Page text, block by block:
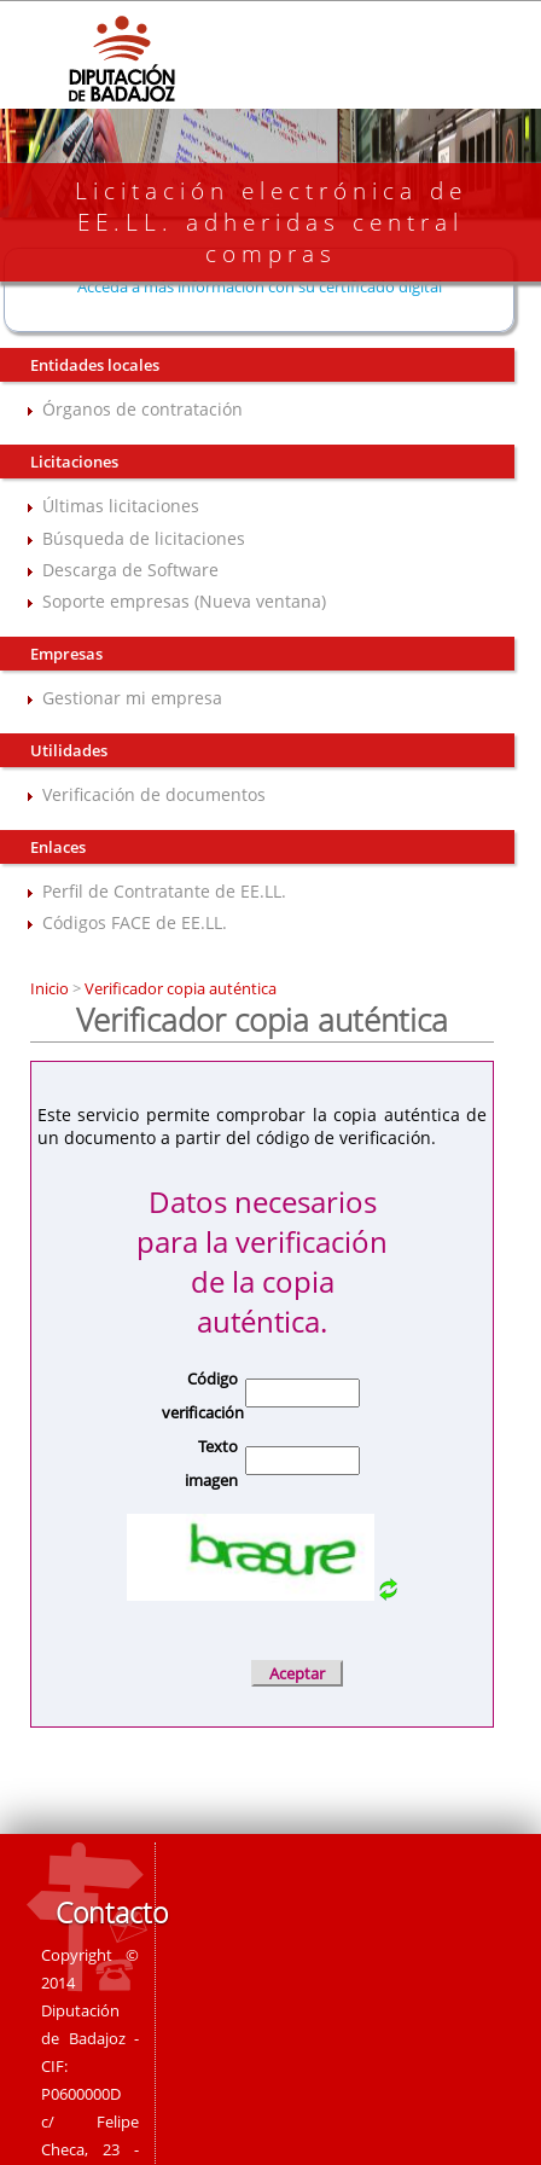
Licitación electrónica de
EE.LL. adheridas central
compras
Acceda a más información con su certificado digital
Entidades locales
Órganos de contratación
Licitaciones
Últimas licitaciones
Búsqueda de licitaciones
Descarga de Software
Soporte empresas (Nueva ventana)
Empresas
Gestionar mi empresa
Utilidades
Verificación de documentos
Enlaces
Perfil de Contratante de EE.LL.
Códigos FACE de EE.LL.
Inicio >Verificador copia auténtica
Verificador copia auténtica
Este servicio permite comprobar la copia auténtica de
un documento a partir del código de verificación.
Datos necesarios
para la verificación
de la copia
auténtica.
Código
verificación
Texto
imagen
Contacto
Copyright ©
2014
Diputación
de Badajoz -
CIF:
P0600000D
c/ Felipe
Checa, 23 -